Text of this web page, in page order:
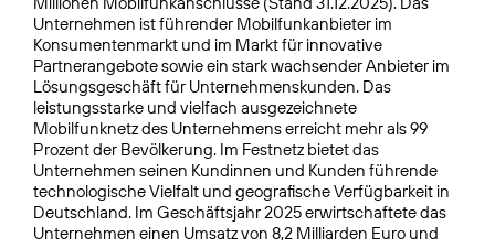
Unternehmen ist führender Mobilfunkanbieter im
Konsumentenmarkt und im Markt für innovative
Partnerangebote sowie ein stark wachsender Anbieter im
Lösungsgeschäft für Unternehmenskunden. Das
leistungsstarke und vielfach ausgezeichnete
Mobilfunknetz des Unternehmens erreicht mehr als 99
Prozent der Bevölkerung. Im Festnetz bietet das
Unternehmen seinen Kundinnen und Kunden führende
technologische Vielfalt und geografische Verfügbarkeit in
Deutschland. Im Geschäftsjahr 2025 erwirtschaftete das
Unternehmen einen Umsatz von 8,2 Milliarden Euro und